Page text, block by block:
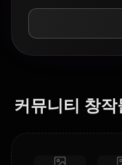
커뮤니티 창작